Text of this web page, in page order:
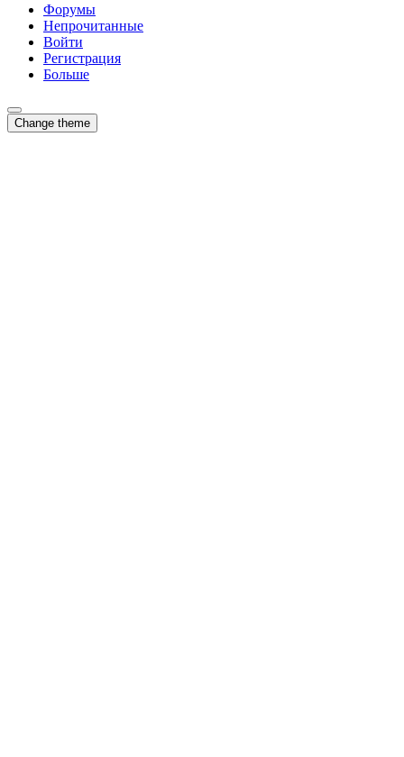
Форумы
Непрочитанные
Войти
Регистрация
Больше
Change theme